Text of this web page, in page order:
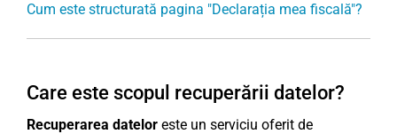
Cum este structurată pagina "Declarația mea fiscală"?
Care este scopul recuperării datelor?
Recuperarea datelor este un serviciu oferit de